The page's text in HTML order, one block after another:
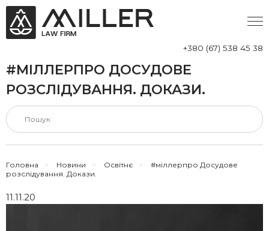
+380 (67) 538 45 38
#МІЛЛЕРПРО ДОСУДОВЕ
РОЗСЛІДУВАННЯ. ДОКАЗИ.
Головна > Новини > Освітнє >
#міллерпро Досудове
розслідування. Докази.
11.11.20